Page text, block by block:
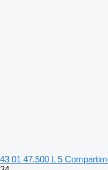
43 01 47.500 L 5